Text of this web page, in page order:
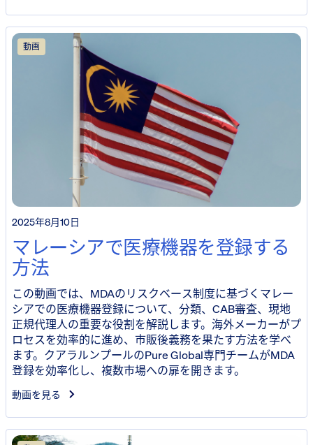
動画
2025年8月10日
マレーシアで医療機器を登録する
方法
この動画では、MDAのリスクベース制度に基づくマレー
シアでの医療機器登録について、分類、CAB審査、現地
正規代理人の重要な役割を解説します。海外メーカーがプ
ロセスを効率的に進め、市販後義務を果たす方法を学べ
ます。クアラルンプールのPure Global専門チームがMDA
登録を効率化し、複数市場への扉を開きます。
動画を見る